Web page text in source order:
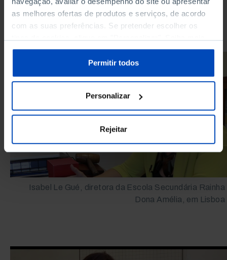
as melhores ofertas de produtos e serviços, de acordo
com as suas preferências. Se pretender escolher os
sobre cookies através da gestão de preferências ou da
Política de Cookies.
Permitir todos
Personalizar
Rejeitar
problemas que ainda a afetam.
Isabel Le Gué, diretora da Escola Secundária Rainha
Dona Amélia, em Lisboa